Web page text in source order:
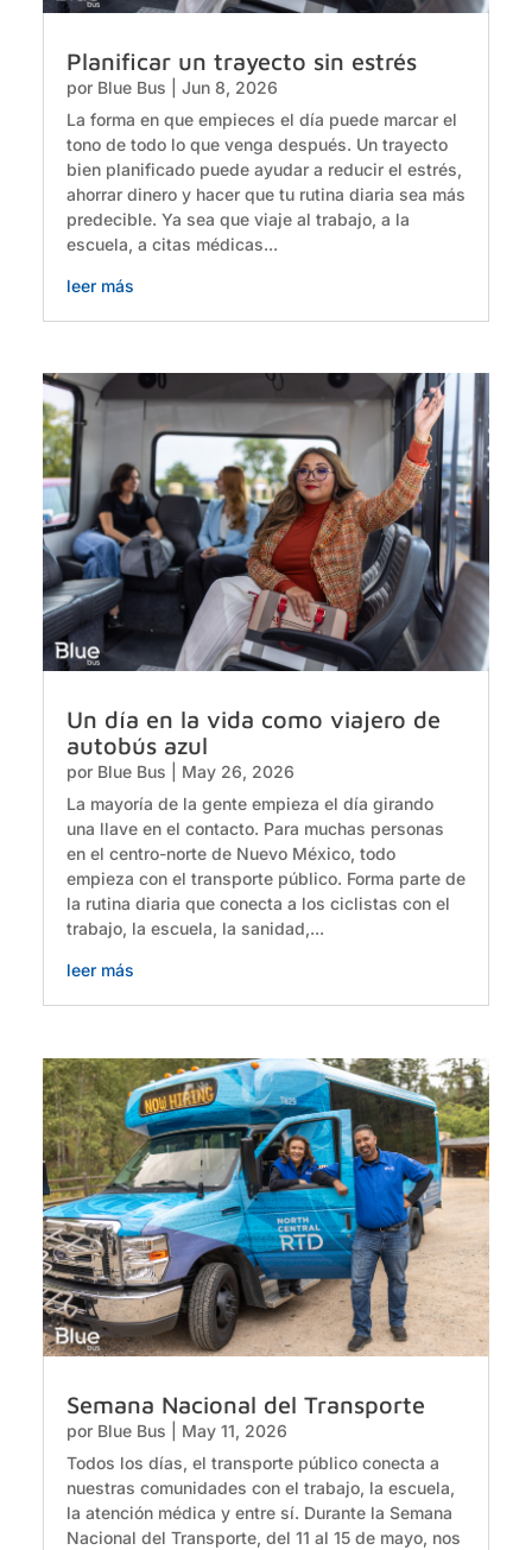
Planificar un trayecto sin estrés
por Blue Bus
Jun 8, 2026
La forma en que empieces el día puede marcar el
tono de todo lo que venga después. Un trayecto
bien planificado puede ayudar a reducir el estrés,
ahorrar dinero y hacer que tu rutina diaria sea más
predecible. Ya sea que viaje al trabajo, a la
escuela, a citas médicas...
leer más
Un día en la vida como viajero de
autobús azul
por Blue Bus
May 26, 2026
La mayoría de la gente empieza el día girando
una llave en el contacto. Para muchas personas
en el centro-norte de Nuevo México, todo
empieza con el transporte público. Forma parte de
la rutina diaria que conecta a los ciclistas con el
trabajo, la escuela, la sanidad,...
leer más
Semana Nacional del Transporte
por Blue Bus
May 11, 2026
Todos los días, el transporte público conecta a
nuestras comunidades con el trabajo, la escuela,
la atención médica y entre sí. Durante la Semana
Nacional del Transporte, del 11 al 15 de mayo, nos